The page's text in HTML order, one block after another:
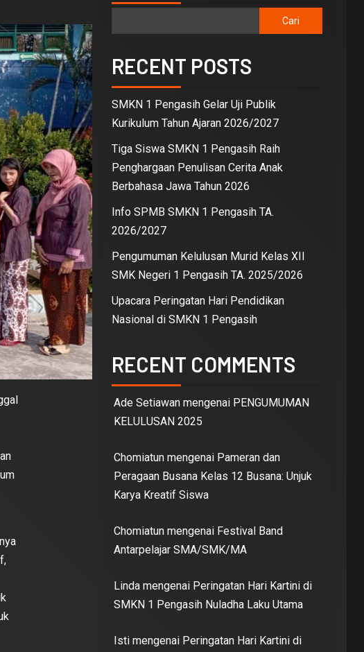
Cari
RECENT POSTS
SMKN 1 Pengasih Gelar Uji Publik
Kurikulum Tahun Ajaran 2026/2027
Tiga Siswa SMKN 1 Pengasih Raih
Penghargaan Penulisan Cerita Anak
Berbahasa Jawa Tahun 2026
Info SPMB SMKN 1 Pengasih TA.
2026/2027
Pengumuman Kelulusan Murid Kelas XII
SMK Negeri 1 Pengasih TA. 2025/2026
Upacara Peringatan Hari Pendidikan
Nasional di SMKN 1 Pengasih
RECENT COMMENTS
Ade Setiawanmengenai PENGUMUMAN
KELULUSAN 2025
Chomiatunmengenai Pameran dan
Peragaan Busana Kelas 12 Busana: Unjuk
Karya Kreatif Siswa
Chomiatunmengenai Festival Band
Antarpelajar SMA/SMK/MA
Lindamengenai Peringatan Hari Kartini di
SMKN 1 Pengasih Nuladha Laku Utama
Istimengenai Peringatan Hari Kartini di